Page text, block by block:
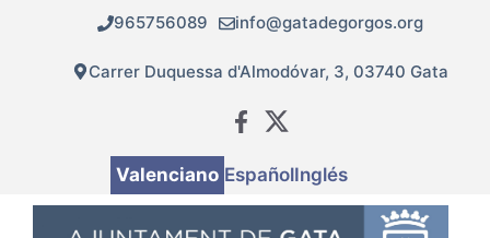
contingut
965756089 info@gatadegorgos.org
Carrer Duquessa d'Almodóvar, 3, 03740 Gata
Valenciano EspañolInglés